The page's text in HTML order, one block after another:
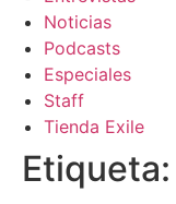
Noticias
Podcasts
Especiales
Staff
Tienda Exile
Etiqueta: